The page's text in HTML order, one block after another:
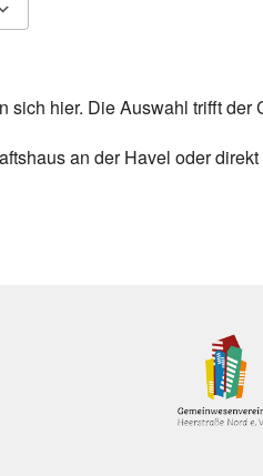
sich hier. Die Auswahl trifft der
an der Havel oder